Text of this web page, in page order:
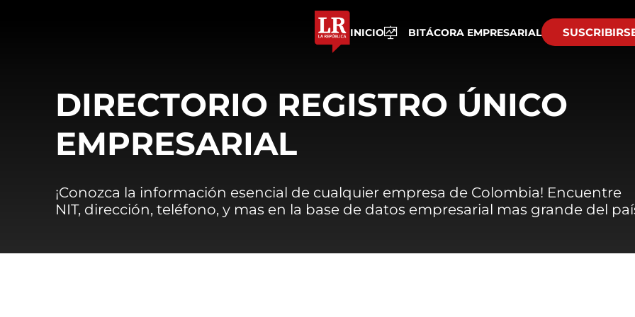
INICIO BITÁCORA EMPRESARIAL
DIRECTORIO REGISTRO ÚNICO
EMPRESARIAL
¡Conozca la información esencial de cualquier empresa de Colombia! Encuentre
NIT, dirección, teléfono, y mas en la base de datos empresarial mas grande del